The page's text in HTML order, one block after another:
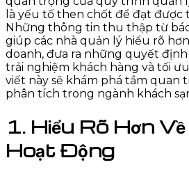
là yếu tố then chốt để đạt được
Những thông tin thu thập từ
giúp các nhà quản lý hiểu rõ
doanh, đưa ra những quyết định
trải nghiệm khách hàng và tối
viết này sẽ khám phá tầm quan
phân tích trong ngành khách
1. Hiểu Rõ Hơn
Hoạt Động